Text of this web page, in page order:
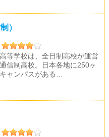
）
等学校は、全日制高校が運営
信制高校。日本各地に250ヶ
ャンパスがある…